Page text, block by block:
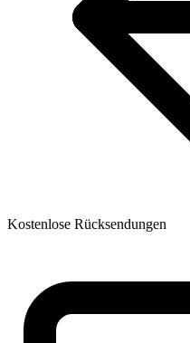
Kostenlose Rücksendungen